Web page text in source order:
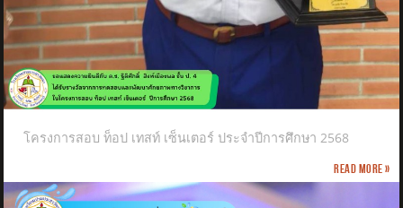
โครงการสอบ ท็อป เทสท์ เซ็นเตอร์ ประจำปีการศึกษา 2568
Read more »